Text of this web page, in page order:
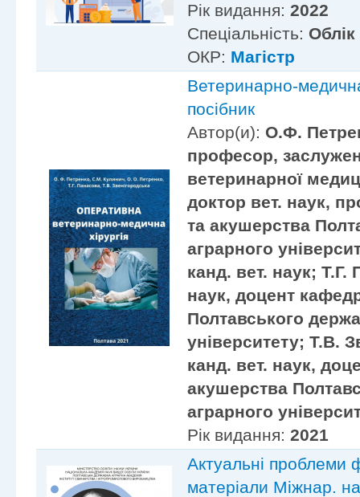
Рік видання:2022
Спеціальність:
ОКР: Магістр
Ветеринарно-
посібник
Автор(и): О.Ф.
професор,
ветеринарної
доктор вет. наук,
та акушерства
аграрного
канд. вет. наук; Т.Г.
наук, доцент
Полтавського
університету; Т.В.
канд. вет. наук,
акушерства
аграрного
Рік видання:2021
Актуальні проблеми
матеріали Міжнар.